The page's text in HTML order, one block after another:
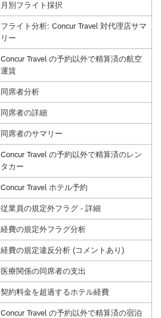
月別フライト採択
フライト分析: Concur Travel 対代理店サマ
リー
Concur Travel の予約以外で精算済の航空
運賃
同席者分析
同席者の詳細
同席者のサマリー
Concur Travel の予約以外で精算済のレン
タカー
Concur Travel ホテル予約
従業員の規定外フラグ - 詳細
経費の規定外フラグ分析
経費の規定違反分析 (コメントあり)
医療関係の同席者の支出
契約料金を超過するホテル経費
Concur Travel の予約以外で精算済の宿泊